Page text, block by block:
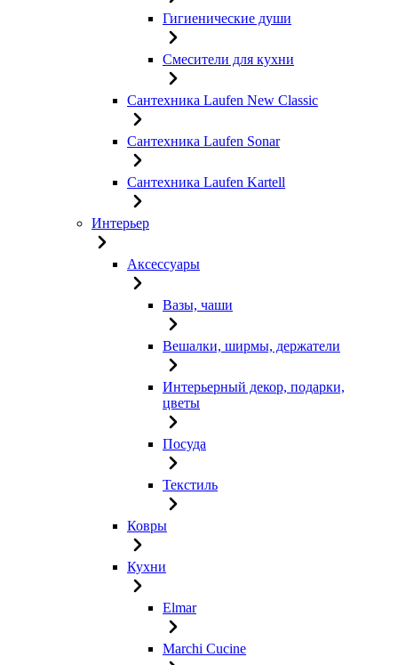
Гигиенические души
Смесители для кухни
Сантехника Laufen New Classic
Сантехника Laufen Sonar
Сантехника Laufen Kartell
Интерьер
Аксессуары
Вазы, чаши
Вешалки, ширмы, держатели
Интерьерный декор, подарки,
цветы
Посуда
Текстиль
Ковры
Кухни
Elmar
Marchi Cucine